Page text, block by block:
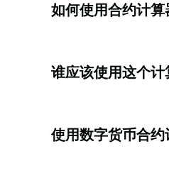
如何使用合约计算
谁应该使用这个计
使用数字货币合